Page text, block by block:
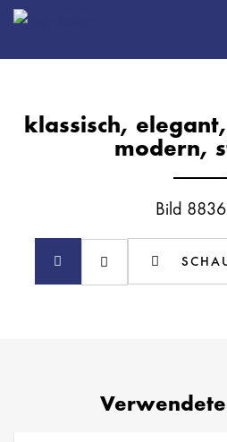
klassisch,
modern,
Bild